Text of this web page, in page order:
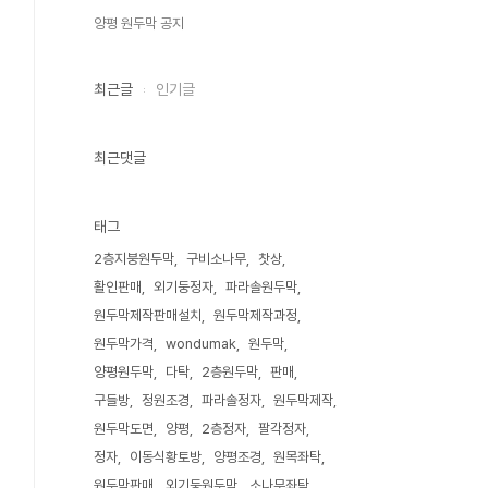
양평 원두막 공지
최근글 인기글
최근댓글
태그
2층지붕원두막 구비소나무
찻상
활인판매
외기둥정자
파라솔원두막
원두막제작판매설치
원두막제작과정
원두막가격
wondumak
원두막
양평원두막
다탁 2층원두막
판매
구들방
정원조경 파라솔정자
원두막제작
원두막도면
양평 2층정자
팔각정자
정자
이동식황토방 양평조경
원목좌탁